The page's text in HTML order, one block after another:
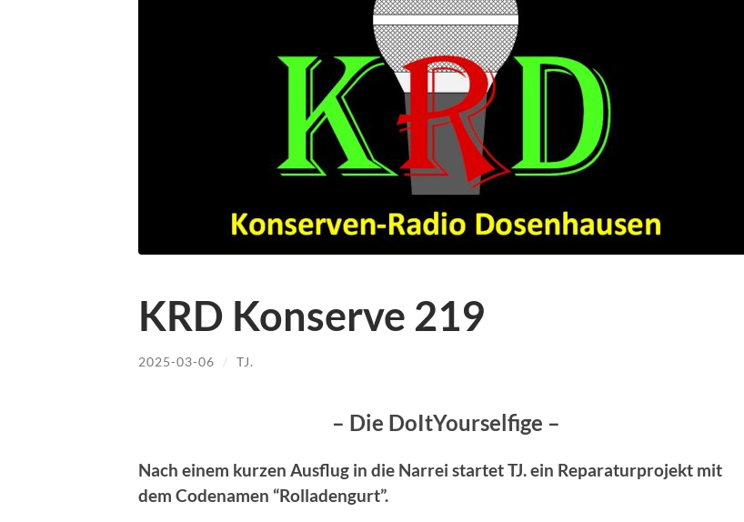
KRD Konserve 219
2025-03-06 / TJ.
– Die DoItYourselfige –
Nach einem kurzen Ausflug in die Narrei startet TJ. ein Reparaturprojekt mit
dem Codenamen “Rolladengurt”.